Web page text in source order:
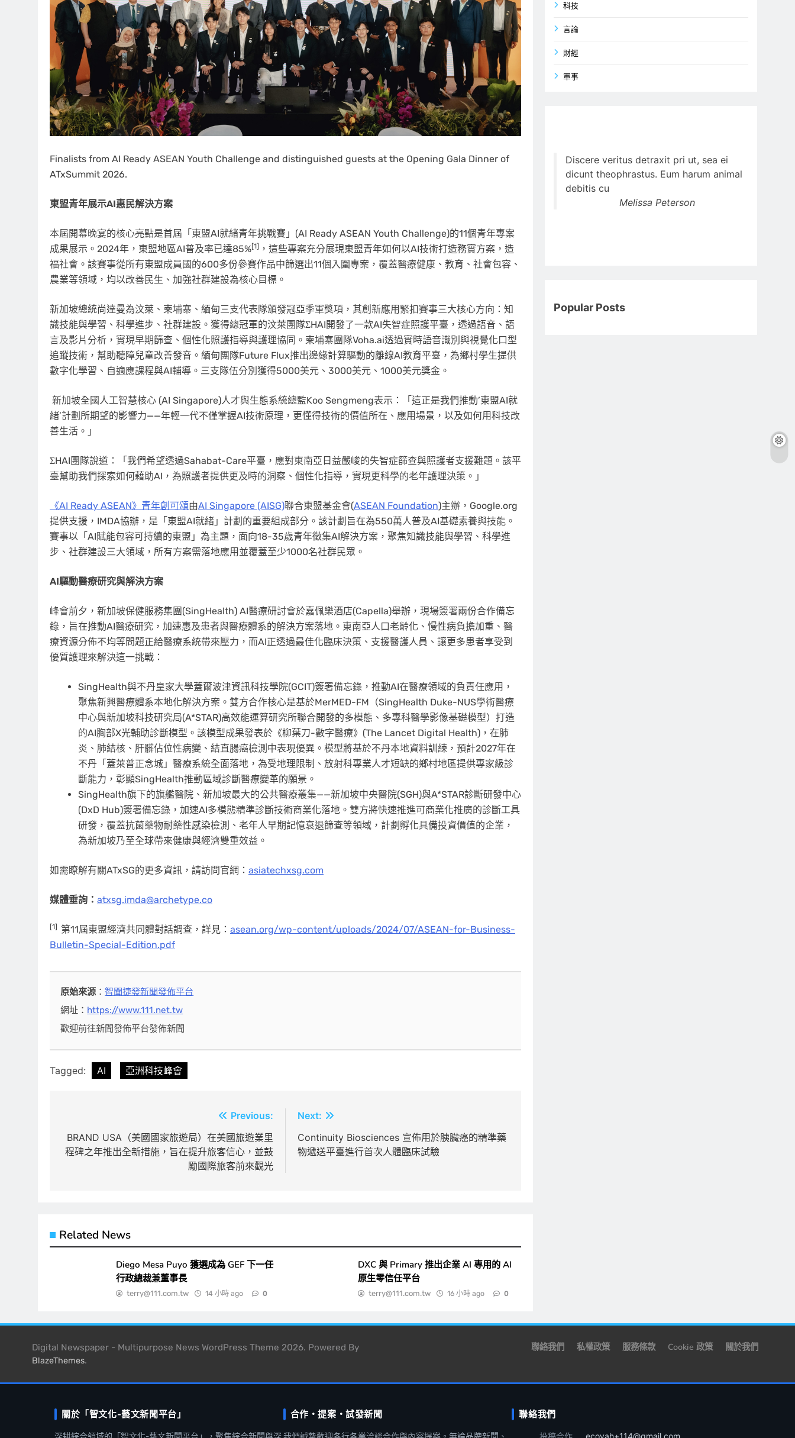
Finalists from AI Ready ASEAN Youth Challenge and distinguished guests at the Opening Gala Dinner of
ATxSummit 2026.
東盟青年展示AI惠民解決方案
本屆開幕晚宴的核心亮點是首屆「東盟AI就緒青年挑戰賽」(AI Ready ASEAN Youth Challenge)的11個青年專案
成果展示。2024年，東盟地區AI普及率已達85%[1] ，這些專案充分展現東盟青年如何以AI技術打造務實方案，造
福社會。該賽事從所有東盟成員國的600多份參賽作品中篩選出11個入圍專案，覆蓋醫療健康、教育、社會包容、
農業等領域，均以改善民生、加強社群建設為核心目標。
新加坡總統尚達曼為汶萊、柬埔寨、緬甸三支代表隊頒發冠亞季軍獎項，其創新應用緊扣賽事三大核心方向：知
識技能與學習、科學進步、社群建設。獲得總冠軍的汶萊團隊ΣHAI開發了一款AI失智症照護平臺，透過語音、語
言及影片分析，實現早期篩查、個性化照護指導與護理協同。柬埔寨團隊Voha.ai透過實時語音識別與視覺化口型
追蹤技術，幫助聽障兒童改善發音。緬甸團隊Future Flux推出邊緣計算驅動的離線AI教育平臺，為鄉村學生提供
數字化學習、自適應課程與AI輔導。三支隊伍分別獲得5000美元、3000美元、1000美元獎金。
新加坡全國人工智慧核心 (AI Singapore)人才與生態系統總監Koo Sengmeng表示：「這正是我們推動’東盟AI就
緒’計劃所期望的影響力——年輕一代不僅掌握AI技術原理，更懂得技術的價值所在、應用場景，以及如何用科技改
善生活。」
ΣHAI團隊說道：「我們希望透過Sahabat-Care平臺，應對東南亞日益嚴峻的失智症篩查與照護者支援難題。該平
臺幫助我們探索如何藉助AI，為照護者提供更及時的洞察、個性化指導，實現更科學的老年護理決策。」
《AI Ready ASEAN》青年創可頌由AI Singapore (AISG)聯合東盟基金會(ASEAN Foundation)主辦，Google.org
提供支援，IMDA協辦，是「東盟AI就緒」計劃的重要組成部分。該計劃旨在為550萬人普及AI基礎素養與技能。
賽事以「AI賦能包容可持續的東盟」為主題，面向18-35歲青年徵集AI解決方案，聚焦知識技能與學習、科學進
步、社群建設三大領域，所有方案需落地應用並覆蓋至少1000名社群民眾。
AI驅動醫療研究與解決方案
峰會前夕，新加坡保健服務集團(SingHealth) AI醫療研討會於嘉佩樂酒店(Capella)舉辦，現場簽署兩份合作備忘
錄，旨在推動AI醫療研究，加速惠及患者與醫療體系的解決方案落地。東南亞人口老齡化、慢性病負擔加重、醫
療資源分佈不均等問題正給醫療系統帶來壓力，而AI正透過最佳化臨床決策、支援醫護人員、讓更多患者享受到
優質護理來解決這一挑戰：
SingHealth與不丹皇家大學蓋爾波津資訊科技學院(GCIT)簽署備忘錄，推動AI在醫療領域的負責任應用，
聚焦新興醫療體系本地化解決方案。雙方合作核心是基於MerMED-FM（SingHealth Duke-NUS學術醫療
中心與新加坡科技研究局(A*STAR)高效能運算研究所聯合開發的多模態、多專科醫學影像基礎模型）打造
的AI胸部X光輔助診斷模型。該模型成果發表於《柳葉刀-數字醫療》(The Lancet Digital Health)，在肺
炎、肺結核、肝髒佔位性病變、結直腸癌檢測中表現優異。模型將基於不丹本地資料訓練，預計2027年在
不丹「蓋萊普正念城」醫療系統全面落地，為受地理限制、放射科專業人才短缺的鄉村地區提供專家級診
斷能力，彰顯SingHealth推動區域診斷醫療變革的願景。
SingHealth旗下的旗艦醫院、新加坡最大的公共醫療叢集——新加坡中央醫院(SGH)與A*STAR診斷研發中心
(DxD Hub)簽署備忘錄，加速AI多模態精準診斷技術商業化落地。雙方將快速推進可商業化推廣的診斷工具
研發，覆蓋抗菌藥物耐藥性感染檢測、老年人早期記憶衰退篩查等領域，計劃孵化具備投資價值的企業，
為新加坡乃至全球帶來健康與經濟雙重效益。
如需瞭解有關ATxSG的更多資訊，請訪問官網： asiatechxsg.com
媒體垂詢： atxsg.imda@archetype.co
[1] 第11屆東盟經濟共同體對話調查，詳見： asean.org/wp-content/uploads/2024/07/ASEAN-for-Business-
Bulletin-Special-Edition.pdf
原始來源 ：智聞捷發新聞發佈平台
網址： https://www.111.net.tw
歡迎前往新聞發佈平台發佈新聞
Tagged: AI 亞洲科技峰會
章
導
Previous:
BRAND USA（美國國家旅遊局）在美國旅遊業里
程碑之年推出全新措施，旨在提升旅客信心，並鼓
勵國際旅客前來觀光
Next:
Continuity Biosciences 宣佈用於胰臟癌的精準藥
物遞送平臺進行首次人體臨床試驗
Related News
Diego Mesa Puyo 獲選成為 GEF 下一任
行政總裁兼董事長
terry@111.com.tw 14 小時 ago 0
DXC 與 Primary 推出企業 AI 專用的 AI
原生零信任平台
terry@111.com.tw 16 小時 ago 0
科技
言論
財經
軍事
Discere veritus detraxit pri ut, sea ei
dicunt theophrastus. Eum harum animal
debitis cu
Melissa Peterson
Popular Posts
Digital Newspaper - Multipurpose News WordPress Theme 2026. Powered By
BlazeThemes.
聯絡我們 私權政策 服務條款 Cookie 政策 關於我們
關於「智文化-藝文新聞平台」
深耕綜合領域的「智文化-藝文新聞平台」，聚焦綜合新聞與深
合作・提案・試發新聞
我們誠摯歡迎各行各業洽談合作與內容提案。無論品牌新聞、
聯絡我們
投稿合作 ecoyah+114@gmail.com